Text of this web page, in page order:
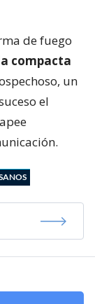
de fuego
compacta
un
el